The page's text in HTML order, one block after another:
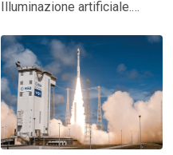
Illuminazione artificiale.
ortaggi resistenti agli
ambienti ostili. Buone
pratiche per il riciclo
dell’acqua. Il futuro
dell’agricoltura terrestre
passa anche dallo spazio